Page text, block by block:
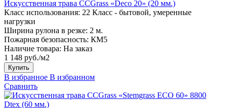
Искусственная трава CCGrass «Deco 20» (20 мм.)
Класс использования: 22 Класс - бытовой, умеренные
нагрузки
Ширина рулона в резке: 2 м.
Пожарная безопасность: КМ5
Наличие товара: На заказ
1 148 руб./м2
Купить
В избранное В избранном
Сравнить